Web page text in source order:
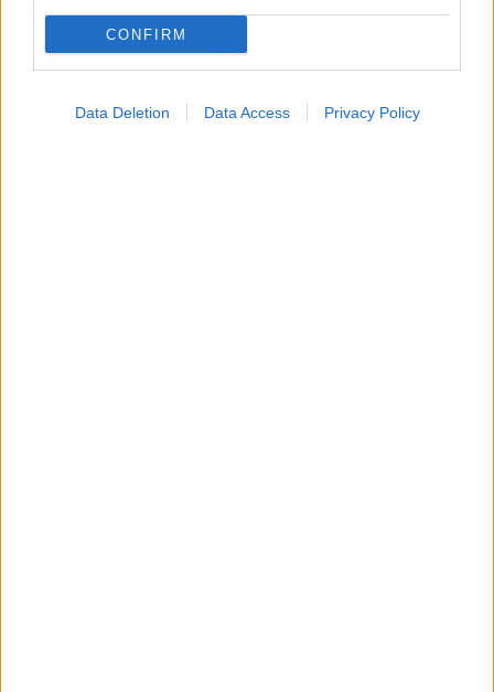
CONFIRM
Data Deletion Data Access Privacy Policy
ΜΠΕΙΤΕ ΣΤΗ ΣΥΖΗΤΗΣΗ
Loading...